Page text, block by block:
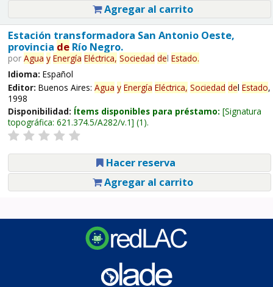
Agregar al carrito
Estación transformadora San Antonio Oeste,
provincia deRío Negro.
por Agua y Energía Eléctrica, Sociedad del Estado.
Idioma: Español
Editor: Buenos Aires: Agua y Energía Eléctrica, Sociedad del Estado,
1998
Disponibilidad: Ítems disponibles para préstamo: Signatura
topográfica: 621.374.5/A282/v.1 (1).
Hacer reserva
Agregar al carrito